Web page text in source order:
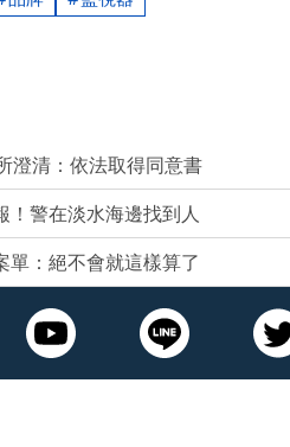
清：依法取得同意書
警在淡水海邊找到人
：絕不會就這樣算了